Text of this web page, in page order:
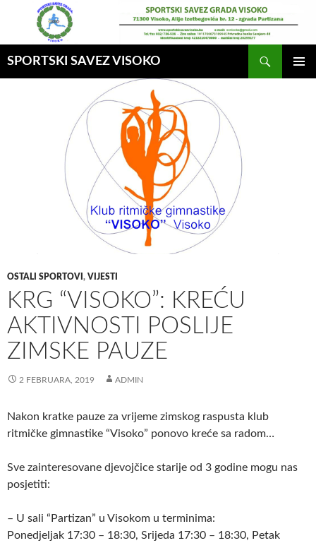
SPORTSKI SAVEZ VISOKO
OSTALI SPORTOVI , VIJESTI
KRG “VISOKO”: KREĆU
AKTIVNOSTI POSLIJE
ZIMSKE PAUZE
2 FEBRUARA, 2019 ADMIN
Nakon kratke pauze za vrijeme zimskog raspusta klub
ritmičke gimnastike “Visoko” ponovo kreće sa radom…
Sve zainteresovane djevojčice starije od 3 godine mogu nas
posjetiti:
– U sali “Partizan” u Visokom u terminima:
Ponedjeljak 17:30 – 18:30, Srijeda 17:30 – 18:30, Petak